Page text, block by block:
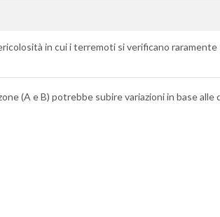
in cui i terremoti si verificano raramente
(A e B) potrebbe subire variazioni in base alle